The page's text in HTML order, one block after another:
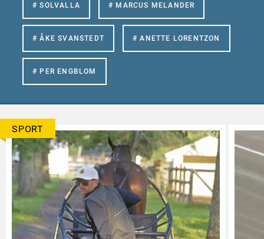
# SOLVALLA # MARCUS MELANDER
# ÅKE SVANSTEDT # ANETTE LORENTZON
# PER ENGBLOM
SPORT